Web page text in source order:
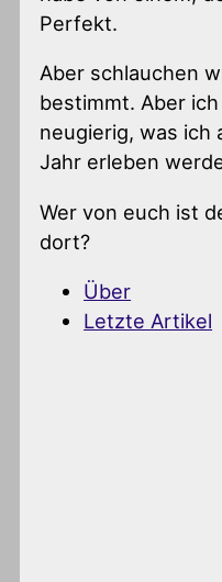
Perfekt.
Aber schlauchen
bestimmt. Aber
neugierig, was ich
Jahr erleben
Wer von euch ist
dort?
Über
Letzte Artikel